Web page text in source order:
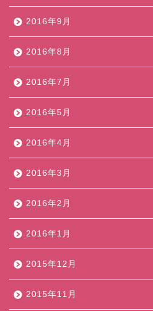
2016年9月
2016年8月
2016年7月
2016年5月
2016年4月
2016年3月
2016年2月
2016年1月
2015年12月
2015年11月